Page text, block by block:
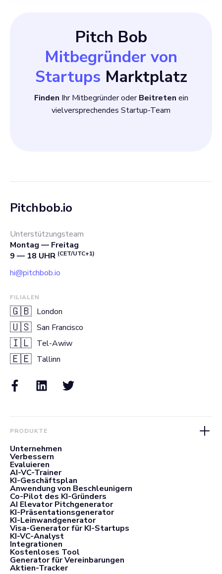
Pitch Bob
Mitbegründer von
Startups Marktplatz
Finden Ihr Mitbegründer oderBeitreten ein
vielversprechendes Startup-Team
Pitchbob.io
Unterstützungsteam
Montag — Freitag
9 — 18 UHR (CET/UTC+1)
hi@pitchbob.io
FILIALEN
🇬🇧 London
🇺🇸 San Francisco
🇮🇱 Tel-Awiw
🇪🇪 Tallinn
PRODUKTE
Unternehmen
Verbessern
Evaluieren
AI-VC-Trainer
KI-Geschäftsplan
Anwendung von Beschleunigern
Co-Pilot des KI-Gründers
AI Elevator Pitchgenerator
KI-Präsentationsgenerator
KI-Leinwandgenerator
Visa-Generator für KI-Startups
KI-VC-Analyst
Integrationen
Kostenloses Tool
Generator für Vereinbarungen
Aktien-Tracker